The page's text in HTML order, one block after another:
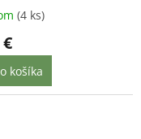
(4 ks)
košíka